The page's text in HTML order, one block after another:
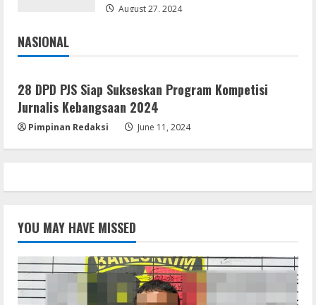
August 27, 2024
NASIONAL
Jakarta
28 DPD PJS Siap Sukseskan Program Kompetisi
Jurnalis Kebangsaan 2024
Pimpinan Redaksi June 11, 2024
YOU MAY HAVE MISSED